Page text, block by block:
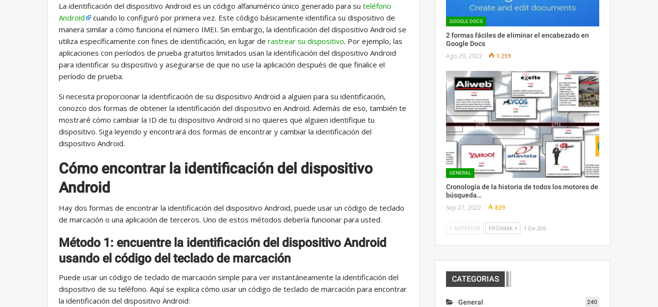
La identificación del dispositivo Android es un código alfanumérico único generado para su teléfono
Android
cuando lo configuró por primera vez. Este código básicamente identifica su dispositivo de
manera similar a cómo funciona el número IMEI. Sin embargo, la identificación del dispositivo Android se
utiliza específicamente con fines de identificación, en lugar de rastrear su dispositivo. Por ejemplo, las
aplicaciones con períodos de prueba gratuitos limitados usan la identificación del dispositivo Android
para identificar su dispositivo y asegurarse de que no use la aplicación después de que finalice el
período de prueba.
Si necesita proporcionar la identificación de su dispositivo Android a alguien para su identificación,
conozco dos formas de obtener la identificación del dispositivo en Android. Además de eso, también te
mostraré cómo cambiar la ID de tu dispositivo Android si no quieres que alguien identifique tu
dispositivo. Siga leyendo y encontrará dos formas de encontrar y cambiar la identificación del
dispositivo Android.
Cómo encontrar la identificación del dispositivo
Android
Hay dos formas de encontrar la identificación del dispositivo Android, puede usar un código de teclado
de marcación o una aplicación de terceros. Uno de estos métodos debería funcionar para usted.
Método 1: encuentre la identificación del dispositivo Android
usando el código del teclado de marcación
Puede usar un código de teclado de marcación simple para ver instantáneamente la identificación del
dispositivo de su teléfono. Aquí se explica cómo usar un código de teclado de marcación para encontrar
la identificación del dispositivo Android:
GOOGLE DOCS
2 formas fáciles de eliminar el encabezado en
Google Docs
Ago 29, 2022 1.259
GENERAL
Cronología de la historia de todos los motores de
búsqueda…
Sep 27, 2022 839
ANTERIOR PRÓXIMA 1 De 206
CATEGORIAS
General 240